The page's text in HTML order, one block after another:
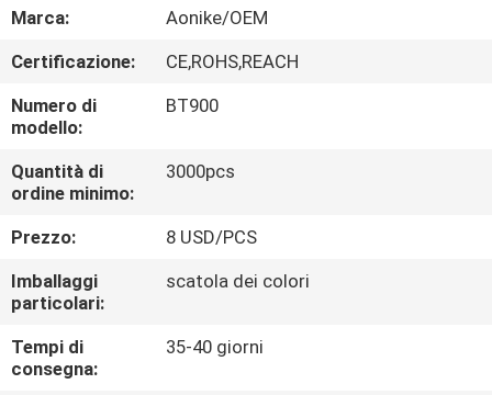
GIRO
DELLA
FABBRICA
CONTROLLO
DI
QUALITÀ
CONTATTICI
RICHIEDA
Marca:
Aonike/OEM
Certificazione:
CE,ROHS,REACH
Numero di
modello:
BT900
Quantità di
ordine minimo:
3000pcs
Prezzo:
8 USD/PCS
Imballaggi
particolari:
scatola dei colori
Tempi di
consegna:
35-40 giorni